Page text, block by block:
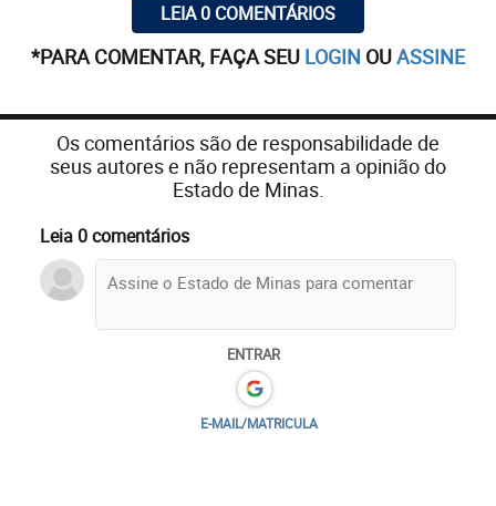
LEIA 0 COMENTÁRIOS
*PARA COMENTAR, FAÇA SEU LOGIN OUASSINE
Os comentários são de responsabilidade de
seus autores e não representam a opinião do
Estado de Minas.
Leia 0 comentários
ENTRAR
E-MAIL/MATRICULA